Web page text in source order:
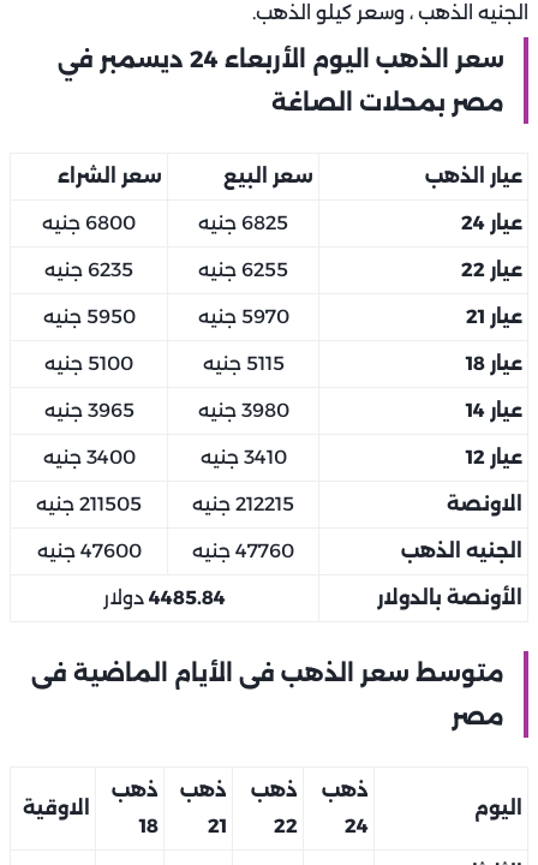
الجنيه الذهب ، وسعر كيلو الذهب.
سعر الذهب اليوم الأربعاء 24 ديسمبر في
مصر بمحلات الصاغة
عيار الذهب سعر البيع سعر الشراء
عيار 24 6825 جنيه 6800 جنيه
عيار 22 6255 جنيه 6235 جنيه
عيار 21 5970 جنيه 5950 جنيه
عيار 18 5115 جنيه 5100 جنيه
عيار 14 3980 جنيه 3965 جنيه
عيار 12 3410 جنيه 3400 جنيه
الاونصة 212215 جنيه 211505 جنيه
الجنيه الذهب 47760 جنيه 47600 جنيه
الأونصة بالدولار 4485.84 دولار
متوسط سعر الذهب فى الأيام الماضية فى
مصر
اليوم
ذهب
24
ذهب
22
ذهب
21
ذهب
18
الاوقية